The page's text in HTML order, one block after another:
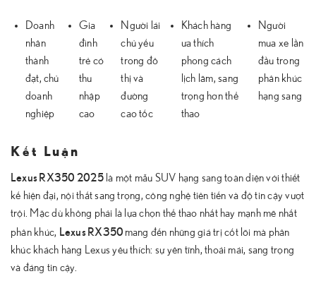
Doanh
nhân
thành
đạt, chủ
doanh
nghiệp
Gia
đình
trẻ có
thu
nhập
cao
Người lái
chủ yếu
trong đô
thị và
đường
cao tốc
Khách hàng
ưa thích
phong cách
lịch lãm, sang
trọng hơn thể
thao
Người
mua xe lần
đầu trong
phân khúc
hạng sang
Kết Luận
Lexus RX350 2025là một mẫu SUV hạng sang toàn diện với thiết
kế hiện đại, nội thất sang trọng, công nghệ tiên tiến và độ tin cậy vượt
trội. Mặc dù không phải là lựa chọn thể thao nhất hay mạnh mẽ nhất
phân khúc, Lexus RX350 mang đến những giá trị cốt lõi mà phân
khúc khách hàng Lexus yêu thích: sự yên tĩnh, thoải mái, sang trọng
và đáng tin cậy.